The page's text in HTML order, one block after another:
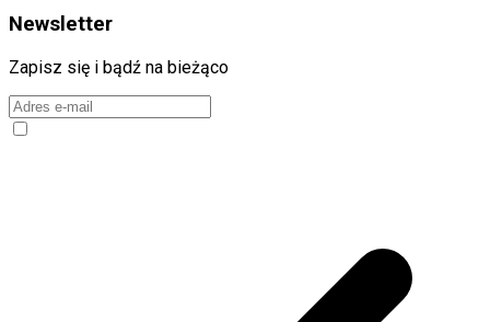
Newsletter
Zapisz się i bądź na bieżąco